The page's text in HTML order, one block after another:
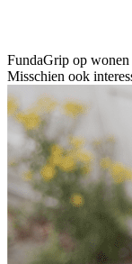
FundaGrip op wonen
Misschien ook